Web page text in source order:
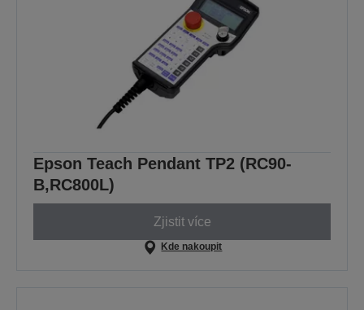
Epson Teach Pendant TP2 (RC90-
B,RC800L)
Zjistit více
Kde nakoupit